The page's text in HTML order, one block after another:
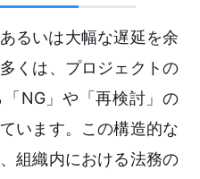
るいは大幅な遅延を余
くは、プロジェクトの
NG」や「再検討」の
います。この構造的な
組織内における法務の